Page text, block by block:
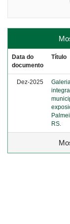
Data do
documento
Título
Dez-2025
RS.